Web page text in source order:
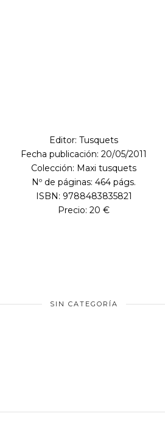
Editor: Tusquets
Fecha publicación: 20/05/2011
Colección: Maxi tusquets
Nº de páginas: 464 págs.
ISBN: 9788483835821
Precio: 20 €
SIN CATEGORÍA